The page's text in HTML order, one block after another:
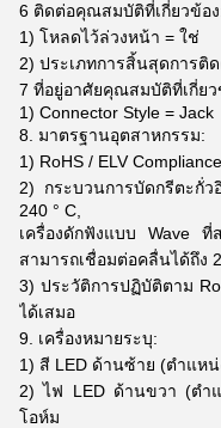
6 ติดต่อคุณสมบัติที่เกี่ยวข้อ
1) โหลดไว้ล่วงหน้า = ใช่
2) ประเภทการสิ้นสุดการติ
7 ที่อยู่อาศัยคุณสมบัติที่เกี่ยว
1) Connector Style = Jack
8. มาตรฐานอุตสาหกรรม:
1) RoHS / ELV
2) กระบวนการบัดกรีตะกั่
240 ° C,
เครื่องดักฟังแบบ Wave ที่
สามารถเชื่อมต่อคลื่นได้ถึง
3) ประวัติการปฏิบัติตาม
ได้เสมอ
9. เครื่องหมายระบุ:
1) สี LED ด้านซ้าย (ตำแห
2) ไฟ LED ด้านขวา (ตำ
โอห์ม